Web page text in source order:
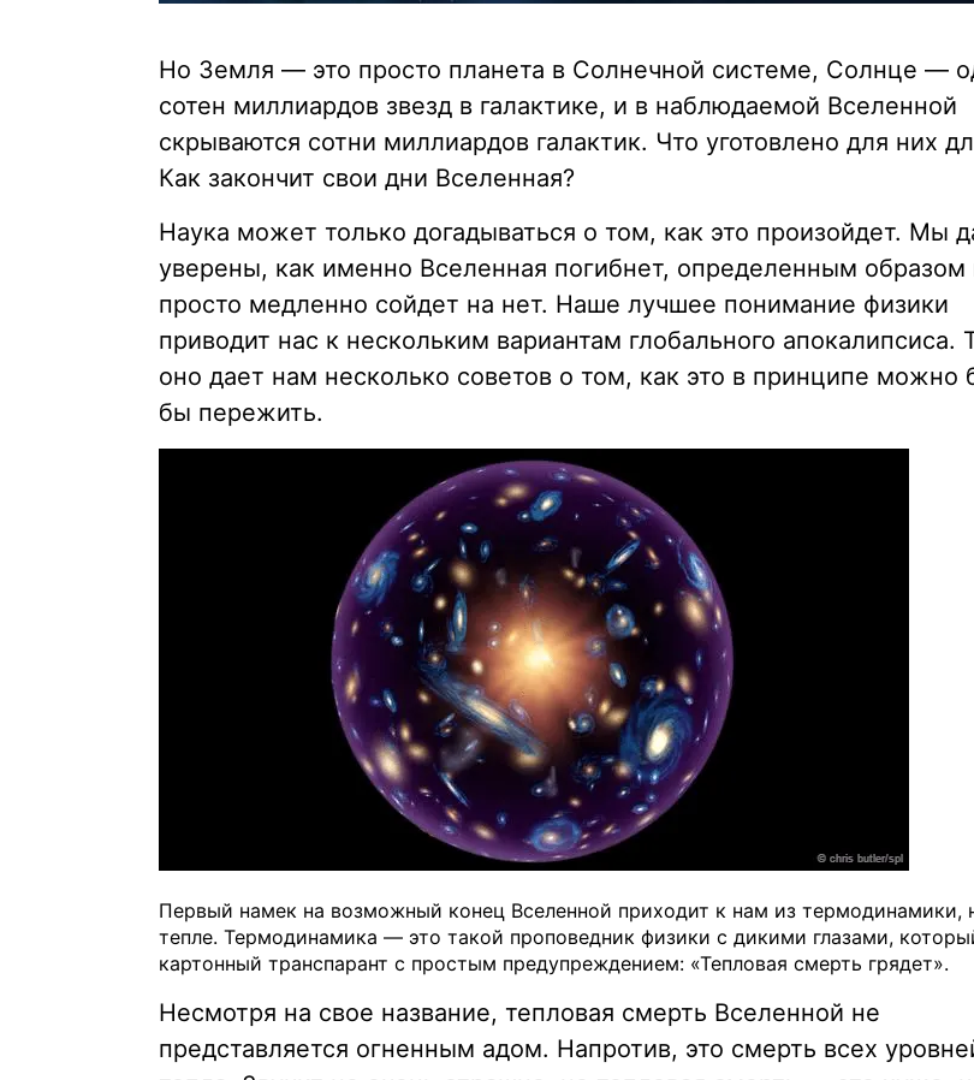
Но Земля — это просто планета в Солнечной системе, Солнце —
сотен миллиардов звезд в галактике, и в наблюдаемой Вселенной
скрываются сотни миллиардов галактик. Что уготовлено для них
Как закончит свои дни Вселенная?
Наука может только догадываться о том, как это произойдет. Мы
уверены, как именно Вселенная погибнет, определенным образом
просто медленно сойдет на нет. Наше лучшее понимание физики
приводит нас к нескольким вариантам глобального апокалипсиса.
оно дает нам несколько советов о том, как это в принципе можно
бы пережить.
Первый намек на возможный конец Вселенной приходит к нам из термодинамики,
тепле. Термодинамика — это такой проповедник физики с дикими глазами,
картонный транспарант с простым предупреждением: «Тепловая смерть грядет».
Несмотря на свое название, тепловая смерть Вселенной не
представляется огненным адом. Напротив, это смерть всех